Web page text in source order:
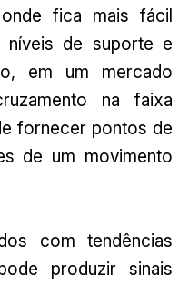
fica mais fácil
níveis de suporte e
em um mercado
na faixa
fornecer pontos de
de um movimento
com tendências
produzir sinais